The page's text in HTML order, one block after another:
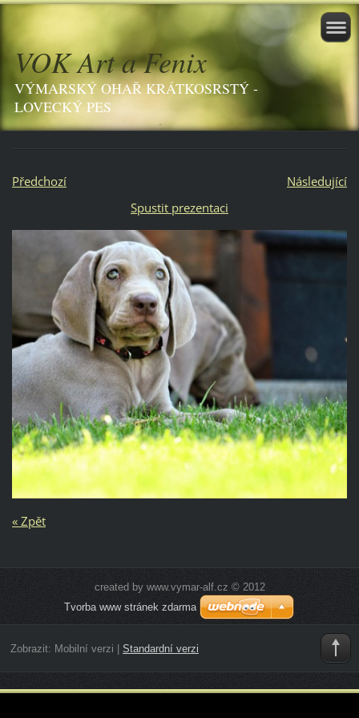
VOK Art a Fenix
VÝMARSKÝ OHAŘ KRÁTKOSRSTÝ -
LOVECKÝ PES
Předchozí
Následující
Spustit prezentaci
« Zpět
created by www.vymar-alf.cz © 2012
Tvorba www stránek zdarma
Zobrazit: Mobilní verzi Standardní verzi